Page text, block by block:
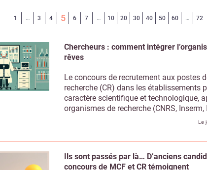
1 … 3 4 5(Page courante)
6 7 … 10 20 30 40 50 60 … 72
Chercheurs : comment intégrer
rêves
Le concours de recrutement aux postes
recherche (CR) dans les établissements
caractère scientifique et technologique,
organismes de recherche (CNRS, Inserm,
Le
Ils sont passés par là… D’anciens
concours de MCF et CR témoignent